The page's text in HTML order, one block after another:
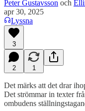
Peter Gustavsson och
apr 30, 2025
Lyssna
3
2 1
Det märks att det drar
Det strömmar in texter
ombudens